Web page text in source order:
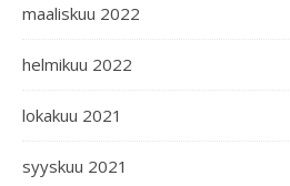
maaliskuu 2022
helmikuu 2022
lokakuu 2021
syyskuu 2021